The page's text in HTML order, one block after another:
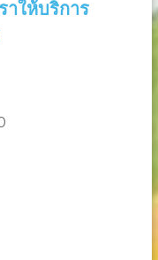
าให้บริการ